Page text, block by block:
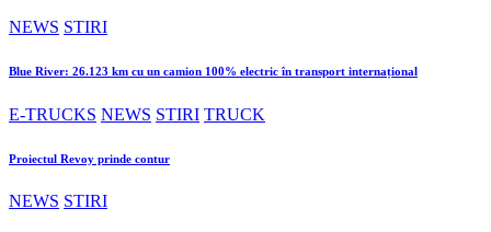
NEWS STIRI
Blue River: 26.123 km cu un camion 100% electric în transport internațional
E-TRUCKS NEWS STIRI TRUCK
Proiectul Revoy prinde contur
NEWS STIRI